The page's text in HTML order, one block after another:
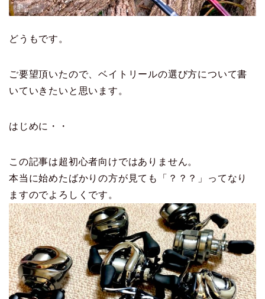
どうもです。
ご要望頂いたので、ベイトリールの選び方について書
いていきたいと思います。
はじめに・・
この記事は超初心者向けではありません。
本当に始めたばかりの方が見ても「？？？」ってなり
ますのでよろしくです。